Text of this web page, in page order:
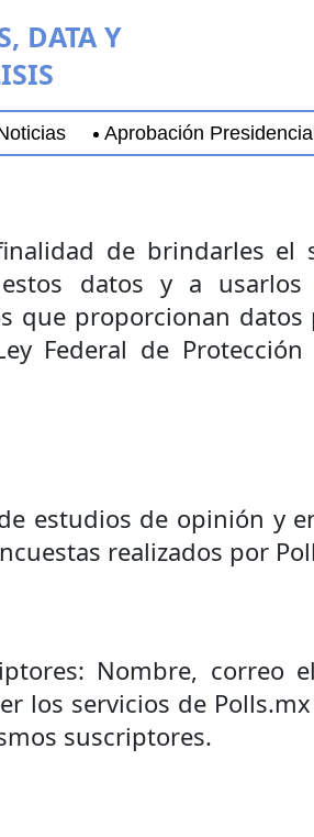
DATA Y
Aprobación Presidencial
de brindarles el
datos y a usarlos
que proporcionan
Federal de Protección
estudios de opinión y
realizados por
Nombre, correo
los servicios de
suscriptores.